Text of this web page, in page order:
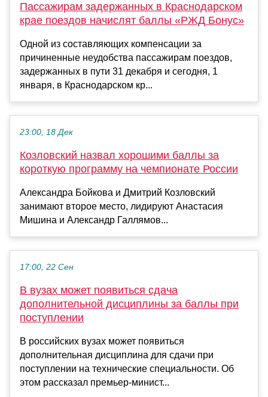
Пассажирам задержанных в Краснодарском
крае поездов начислят баллы «РЖД Бонус»
Одной из составляющих компенсации за
причиненные неудобства пассажирам поездов,
задержанных в пути 31 декабря и сегодня, 1
января, в Краснодарском кр...
23:00, 18 Дек
Козловский назвал хорошими баллы за
короткую программу на чемпионате России
Александра Бойкова и Дмитрий Козловский
занимают второе место, лидируют Анастасия
Мишина и Александр Галлямов...
17:00, 22 Сен
В вузах может появиться сдача
дополнительной дисциплины за баллы при
поступлении
В российских вузах может появиться
дополнительная дисциплина для сдачи при
поступлении на технические специальности. Об
этом рассказал премьер-минист...